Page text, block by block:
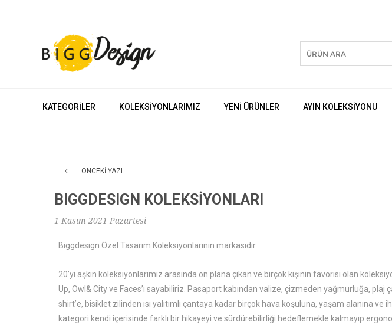
KATEGORILER KOLEKSIYONLARIMIZ YENI ÜRÜNLER AYIN KOLEKSİYONU
ÖNCEKI YAZI
BIGGDESIGN KOLEKSİYONLARI
1 Kasım 2021 Pazartesi
Biggdesign Özel Tasarım Koleksiyonlarının markasıdır.
20’yi aşkın koleksiyonlarımız arasında ön plana çıkan ve birçok kişinin favorisi olan
Up, Owl& City ve Faces’ı sayabiliriz. Pasaport kabından valize, çizmeden yağmurluğa,
shirt’e, bisiklet zilinden ısı yalıtımlı çantaya kadar birçok hava koşuluna, yaşam alanına
kategori kendi içerisinde farklı bir hikayeyi ve sürdürebilirliği hedeflemekle kalmayıp